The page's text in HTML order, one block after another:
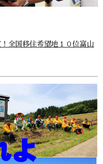
全国移住希望地１０位富山